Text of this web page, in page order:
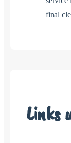
final
Links